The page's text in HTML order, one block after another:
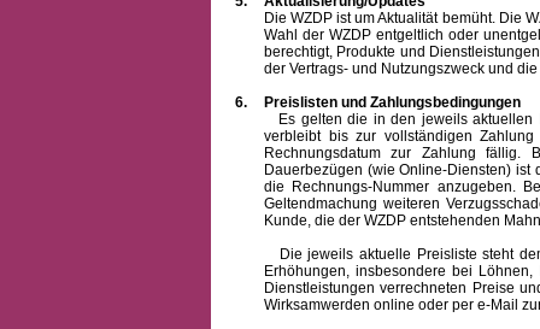
Die WZDP ist um Aktualität bemüht. Die
Wahl der WZDP entgeltlich oder
berechtigt, Produkte und
der Vertrags- und Nutzungszweck und
6.
Preislisten und Zahlungsbedingungen
Es gelten die in den jeweils aktuellen
verbleibt bis zur vollständigen
Rechnungsdatum zur Zahlung fällig.
Dauerbezügen (wie Online-Diensten)
die Rechnungs-Nummer anzugeben.
Geltendmachung weiteren
Kunde, die der WZDP entstehenden
Die jeweils aktuelle Preisliste steht dem
Erhöhungen, insbesondere bei
Dienstleistungen verrechneten Preise
Wirksamwerden online oder per e-Mail